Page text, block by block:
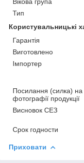
Тип
Користувальницькі
Гарантія
Виготовлено
Імпортер
Посилання (силка) на
фотографії продукції
Висновок СЕЗ
Срок годности
Приховати